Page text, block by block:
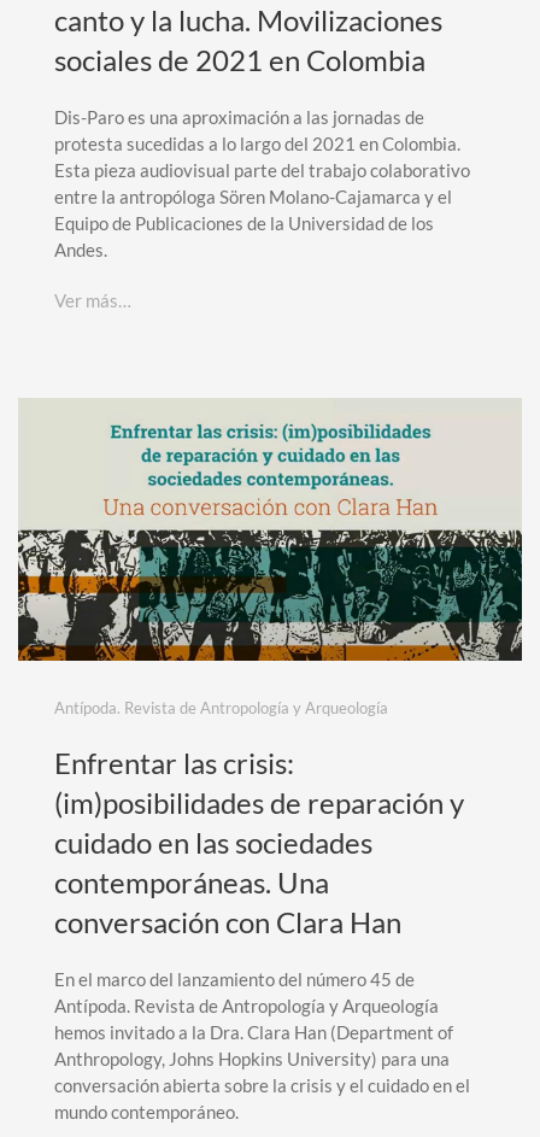
canto y la lucha. Movilizaciones
sociales de 2021 en Colombia
Dis-Paro es una aproximación a las jornadas de
protesta sucedidas a lo largo del 2021 en Colombia.
Esta pieza audiovisual parte del trabajo colaborativo
entre la antropóloga Sören Molano-Cajamarca y el
Equipo de Publicaciones de la Universidad de los
Andes.
Ver más…
Antípoda. Revista de Antropología y Arqueología
Enfrentar las crisis:
(im)posibilidades de reparación y
cuidado en las sociedades
contemporáneas. Una
conversación con Clara Han
En el marco del lanzamiento del número 45 de
Antípoda. Revista de Antropología y Arqueología
hemos invitado a la Dra. Clara Han (Department of
Anthropology, Johns Hopkins University) para una
conversación abierta sobre la crisis y el cuidado en el
mundo contemporáneo.